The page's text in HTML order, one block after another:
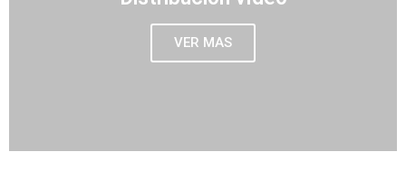
VER MAS